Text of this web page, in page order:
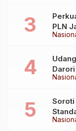
PLN
Soroti
Air